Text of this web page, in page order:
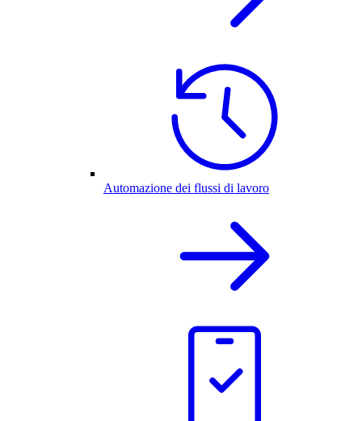
Automazione dei flussi di lavoro